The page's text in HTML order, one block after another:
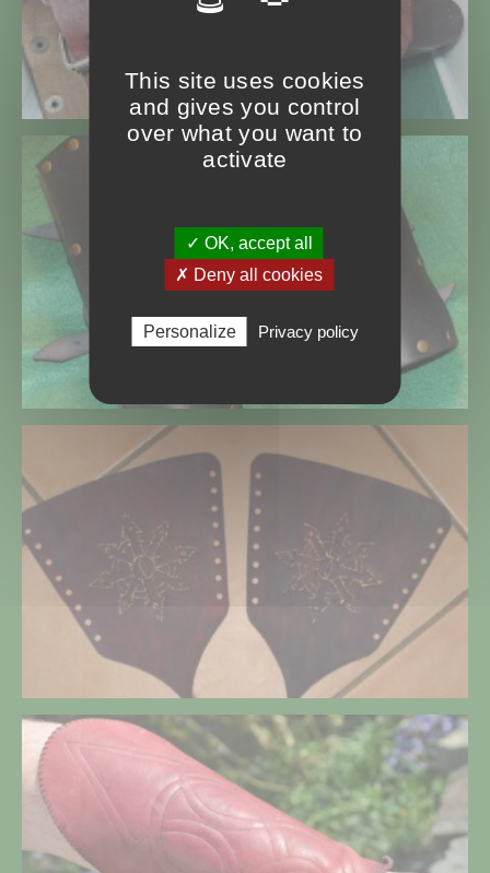
This site uses cookies
and gives you control
over what you want to
activate
✓ OK, accept all
✗ Deny all cookies
Personalize Privacy policy